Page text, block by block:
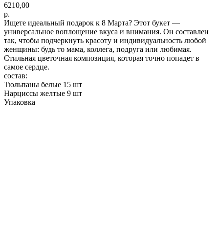
6210,00
р.
Ищете идеальный подарок к 8 Марта? Этот букет —
универсальное воплощение вкуса и внимания. Он составлен
так, чтобы подчеркнуть красоту и индивидуальность любой
женщины: будь то мама, коллега, подруга или любимая.
Стильная цветочная композиция, которая точно попадет в
самое сердце.
состав:
Тюльпаны белые 15 шт
Нарциссы желтые 9 шт
Упаковка